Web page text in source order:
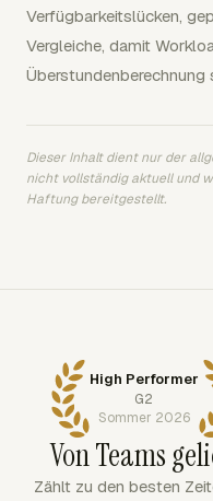
Verfügbarkeitslücken,
Vergleiche, damit
Überstundenberechnung
Dieser Inhalt dient nur der
nicht vollständig aktuell und
Haftung bereitgestellt.
High Performer
G2
Sommer 2026
Von Teams
Zählt zu den besten